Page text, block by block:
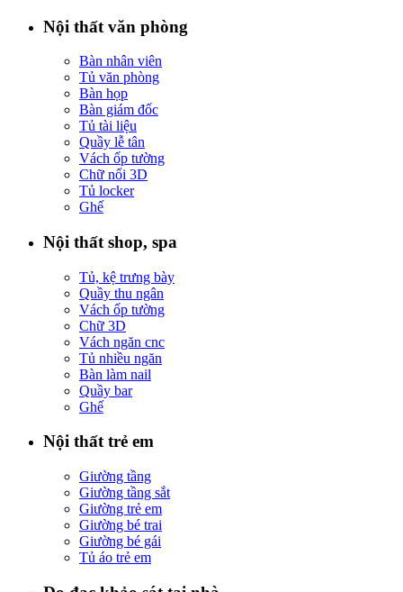
Nội thất văn phòng
Bàn nhân viên
Tủ văn phòng
Bàn họp
Bàn giám đốc
Tủ tài liệu
Quầy lễ tân
Vách ốp tường
Chữ nổi 3D
Tủ locker
Ghế
Nội thất shop, spa
Tủ, kệ trưng bày
Quầy thu ngân
Vách ốp tường
Chữ 3D
Vách ngăn cnc
Tủ nhiều ngăn
Bàn làm nail
Quầy bar
Ghế
Nội thất trẻ em
Giường tầng
Giường tầng sắt
Giường trẻ em
Giường bé trai
Giường bé gái
Tủ áo trẻ em